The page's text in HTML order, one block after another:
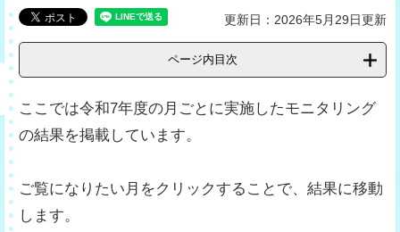
更新日：2026年5月29日更新
ページ内目次
ここでは令和7年度の月ごとに実施したモニタリング
の結果を掲載しています。
ご覧になりたい月をクリックすることで、結果に移動
します。